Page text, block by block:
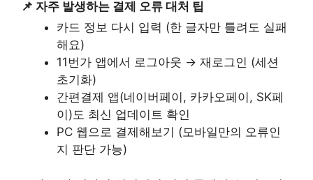
📌 자주 발생하는 결제 오류 대처 팁
카드 정보 다시 입력 (한 글자만 틀려도 실패
해요)
11번가 앱에서 로그아웃 → 재로그인 (세션
초기화)
간편결제 앱(네이버페이, 카카오페이, SK페
이)도 최신 업데이트 확인
PC 웹으로 결제해보기 (모바일만의 오류인
지 판단 가능)